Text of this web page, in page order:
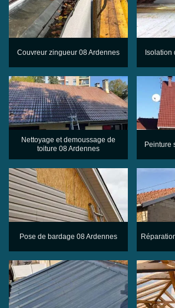
Couvreur zingueur 08 Ardennes Isolation
Nettoyage et demoussage de
toiture 08 Ardennes
Peinture
Pose de bardage 08 Ardennes